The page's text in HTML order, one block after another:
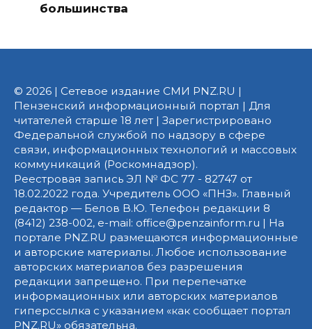
большинства
© 2026 | Сетевое издание СМИ PNZ.RU |
Пензенский информационный портал | Для
читателей старше 18 лет | Зарегистрировано
Федеральной службой по надзору в сфере
связи, информационных технологий и массовых
коммуникаций (Роскомнадзор).
Реестровая запись ЭЛ № ФС 77 - 82747 от
18.02.2022 года. Учредитель ООО «ПНЗ». Главный
редактор — Белов В.Ю. Телефон редакции 8
(8412) 238-002, e-mail: office@penzainform.ru | На
портале PNZ.RU размещаются информационные
и авторские материалы. Любое использование
авторских материалов без разрешения
редакции запрещено. При перепечатке
информационных или авторских материалов
гиперссылка с указанием «как сообщает портал
PNZ.RU» обязательна.